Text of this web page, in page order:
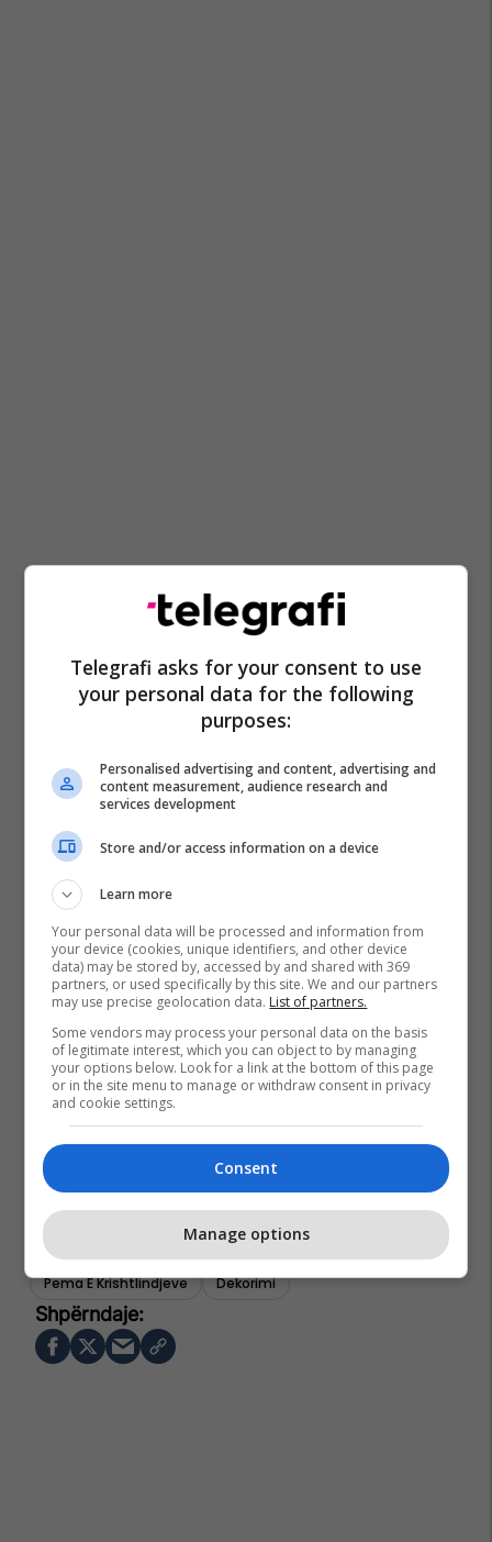
Pema E Krishtlindjeve Dekorimi
Telegrafi asks for your consent to use
your personal data for the following
purposes:
Personalised advertising and content, advertising and
content measurement, audience research and
services development
Store and/or access information on a device
Learn more
Your personal data will be processed and information from
your device (cookies, unique identifiers, and other device
data) may be stored by, accessed by and shared with 369
partners, or used specifically by this site. We and our partners
may use precise geolocation data. List of partners.
Some vendors may process your personal data on the basis
of legitimate interest, which you can object to by managing
your options below. Look for a link at the bottom of this page
or in the site menu to manage or withdraw consent in privacy
and cookie settings.
Consent
Manage options